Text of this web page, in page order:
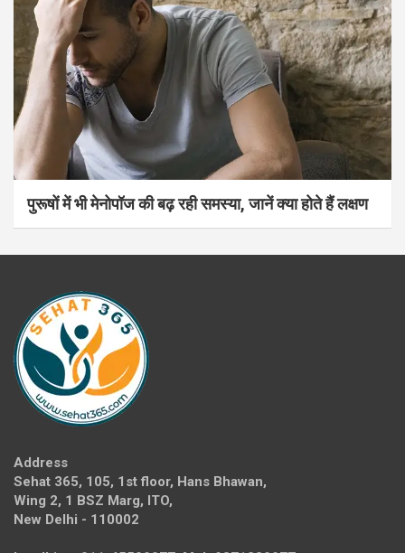
पुरूषों में भी मेनोपॉज की बढ़ रही समस्या, जानें क्या होते हैं लक्षण
Address
Sehat 365, 105, 1st floor, Hans Bhawan,
Wing 2, 1 BSZ Marg, ITO,
New Delhi - 110002